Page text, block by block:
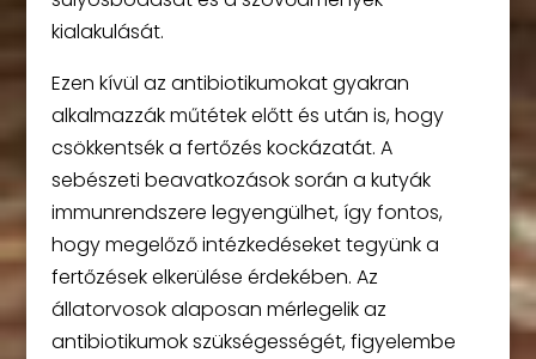
kialakulását.
Ezen kívül az antibiotikumokat gyakran
alkalmazzák műtétek előtt és után is, hogy
csökkentsék a fertőzés kockázatát. A
sebészeti beavatkozások során a kutyák
immunrendszere legyengülhet, így fontos,
hogy megelőző intézkedéseket tegyünk a
fertőzések elkerülése érdekében. Az
állatorvosok alaposan mérlegelik az
antibiotikumok szükségességét, figyelembe